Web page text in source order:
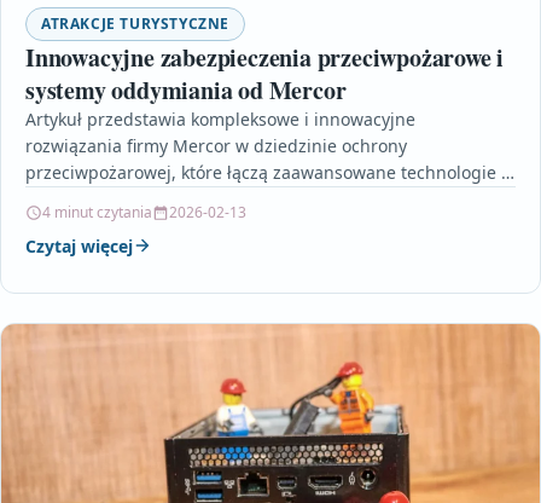
ATRAKCJE TURYSTYCZNE
Innowacyjne zabezpieczenia przeciwpożarowe i
systemy oddymiania od Mercor
Artykuł przedstawia kompleksowe i innowacyjne
rozwiązania firmy Mercor w dziedzinie ochrony
przeciwpożarowej, które łączą zaawansowane technologie z
dzięki…
4 minut czytania 2026-02-13
Czytaj więcej